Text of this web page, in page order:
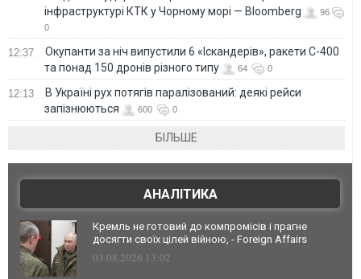
інфраструктурі КТК у Чорному морі — Bloomberg
96
0
12:37
Окупанти за ніч випустили 6 «Іскандерів», ракети С-400
та понад 150 дронів різного типу
64 0
12:13
В Україні рух потягів паралізований: деякі рейси
запізнюються
600 0
БІЛЬШЕ
АНАЛІТИКА
Кремль не готовий до компромісів і прагне
досягти своїх цілей війною, - Foreign Affairs
03.08.2026 13:02